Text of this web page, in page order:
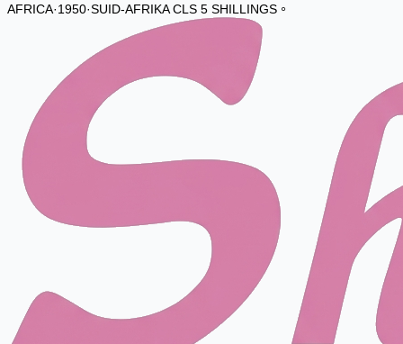
AFRICA·1950·SUID-AFRIKA CLS 5 SHILLINGS。